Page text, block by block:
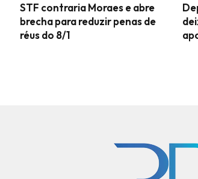
STF contraria Moraes e abre
brecha para reduzir penas de
réus do 8/1